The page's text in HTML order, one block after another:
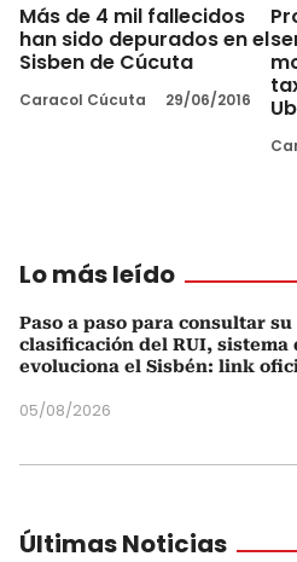
Más de 4 mil fallecidos
han sido depurados en el
Sisben de Cúcuta
Caracol Cúcuta 29/06/2016
Lo más leído
Paso a paso para consultar su
clasificación del RUI, sistema
evoluciona el Sisbén: link
05/08/2026
Últimas Noticias